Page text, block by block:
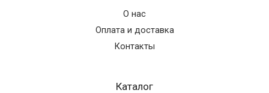
О нас
Оплата и доставка
Контакты
Каталог